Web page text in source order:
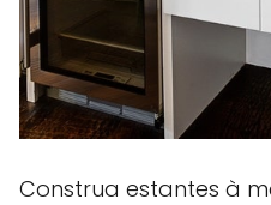
Construa estantes à